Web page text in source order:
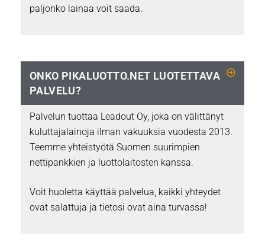
paljonko lainaa voit saada.
ONKO PIKALUOTTO.NET LUOTETTAVA
PALVELU?
Palvelun tuottaa Leadout Oy, joka on välittänyt
kuluttajalainoja ilman vakuuksia vuodesta 2013.
Teemme yhteistyötä Suomen suurimpien
nettipankkien ja luottolaitosten kanssa.
Voit huoletta käyttää palvelua, kaikki yhteydet
ovat salattuja ja tietosi ovat aina turvassa!